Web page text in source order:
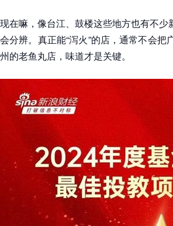
现在嘛，像台江、鼓楼这些地方也有不
会分辨。真正能“泻火”的店，通常不会
州的老鱼丸店，味道才是关键。